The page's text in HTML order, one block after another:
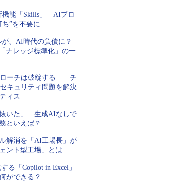
機能「Skills」 AIプロ
ち”を不要に
が、AI時代の負債に？
ナレッジ標準化」の一
ローチは破綻する――チ
キュリティ問題を解決
ィス
抜いた」 生成AIなしで
といえば？
解消を「AI工場長」が
ント型工場」とは
る「Copilot in Excel」
ができる？